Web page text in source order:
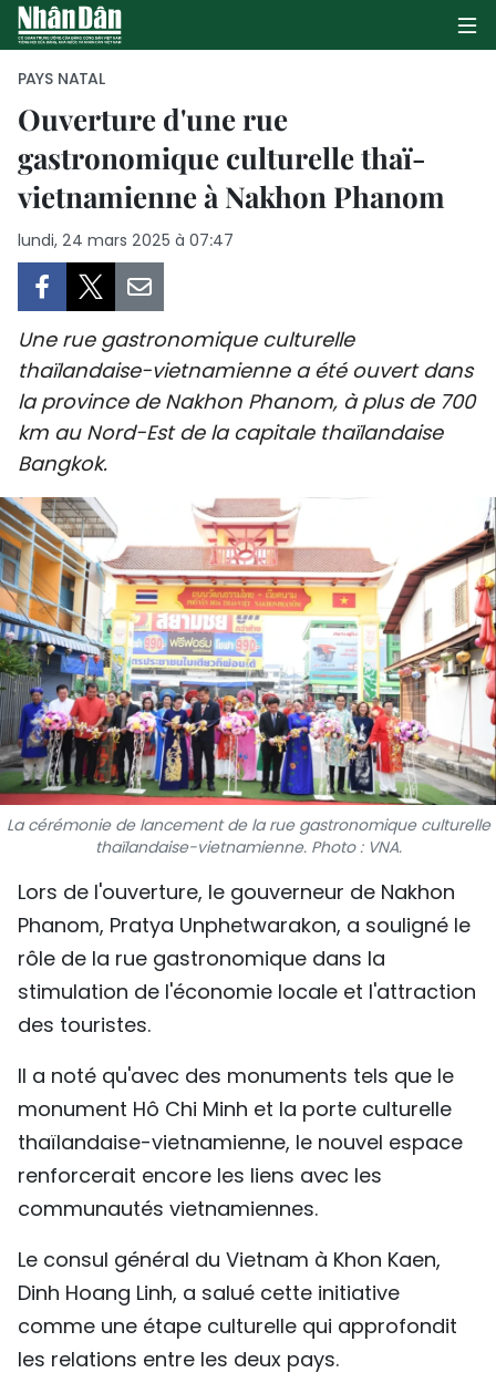
PAGE D'ACCUEIL
POLITIQUE
CULTURE
TOURISME
SPORT
FRANCOPHONIE
PAYS NATAL
INTERNATIONAL
MÉGASTORIE
INFOGRAPHIE
PHOTO
VIDÉO
À PROPOS DU "PEUPLE"
ENGLISH
РУССКИЙ
PAYS NATAL
Ouverture d'une rue
gastronomique culturelle thaï-
vietnamienne à Nakhon Phanom
lundi, 24 mars 2025 à 07:47
Une rue gastronomique culturelle
thaïlandaise-vietnamienne a été ouvert dans
la province de Nakhon Phanom, à plus de 700
km au Nord-Est de la capitale thaïlandaise
Bangkok.
La cérémonie de lancement de la rue gastronomique culturelle
thaïlandaise-vietnamienne. Photo : VNA.
Lors de l'ouverture, le gouverneur de Nakhon
Phanom, Pratya Unphetwarakon, a souligné le
rôle de la rue gastronomique dans la
stimulation de l'économie locale et l'attraction
des touristes.
Il a noté qu'avec des monuments tels que le
monument Hô Chi Minh et la porte culturelle
thaïlandaise-vietnamienne, le nouvel espace
renforcerait encore les liens avec les
communautés vietnamiennes.
Le consul général du Vietnam à Khon Kaen,
Dinh Hoang Linh, a salué cette initiative
comme une étape culturelle qui approfondit
les relations entre les deux pays.